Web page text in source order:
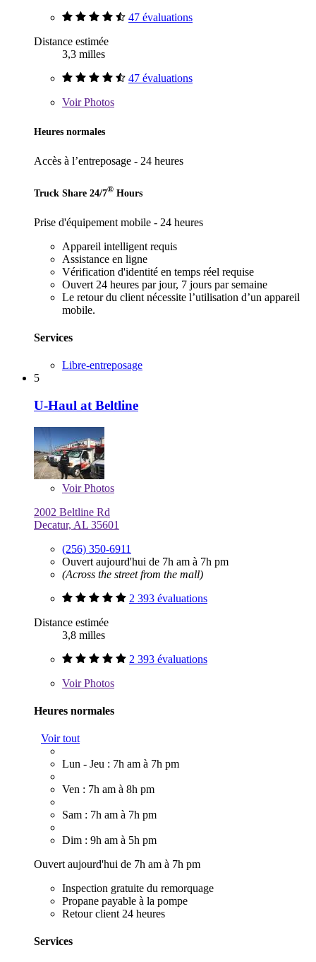
47 évaluations
Distance estimée
3,3 milles
47 évaluations
VoirPhotos
Heures normales
Accès à l’entreposage - 24 heures
Truck Share 24/7® Hours
Prise d'équipement mobile - 24 heures
Appareil intelligent requis
Assistance en ligne
Vérification d'identité en temps réel requise
Ouvert 24 heures par jour, 7 jours par semaine
Le retour du client nécessite l’utilisation d’un appareil
mobile.
Services
Libre-entreposage
5
U-Haul at Beltline
VoirPhotos
2002 Beltline Rd
Decatur, AL 35601
(256) 350-6911
Ouvert aujourd'hui de 7h am à 7h pm
(Across the street from the mall)
2 393 évaluations
Distance estimée
3,8 milles
2 393 évaluations
VoirPhotos
Heures normales
Voir tout
Lun - Jeu : 7h am à 7h pm
Ven : 7h am à 8h pm
Sam : 7h am à 7h pm
Dim : 9h am à 5h pm
Ouvert aujourd'hui de 7h am à 7h pm
Inspection gratuite du remorquage
Propane payable à la pompe
Retour client 24 heures
Services